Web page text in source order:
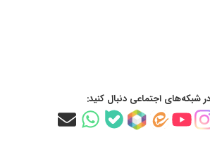
شبکه‌های اجتماعی دنبال کنید: